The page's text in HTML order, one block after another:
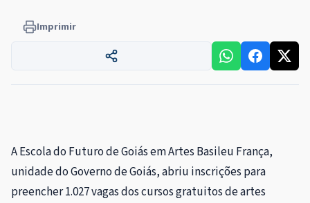
Imprimir
A Escola do Futuro de Goiás em Artes Basileu França,
unidade do Governo de Goiás, abriu inscrições para
preencher 1.027 vagas dos cursos gratuitos de artes